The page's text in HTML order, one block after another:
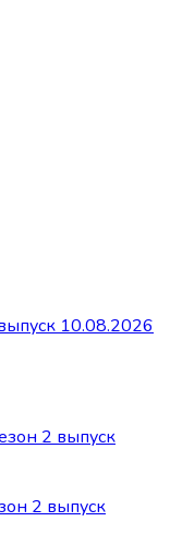
10.08.2026
2 выпуск
2 выпуск